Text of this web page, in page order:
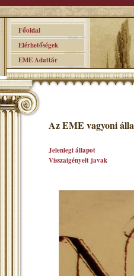
Főoldal
Elérhetőségek
EME Adattár
Az EME vagyoni
Jelenlegi állapot
Visszaigényelt javak